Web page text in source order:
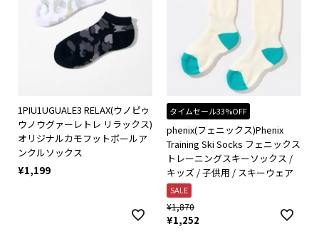
1PIU1UGUALE3 RELAX(ウノピゥ
ウノウグァーレトレ リラックス)
オリジナルカモフットボールア
ンクルソックス
¥1,199
タイムセール33%OFF
phenix(フェニックス)Phenix
Training Ski Socks フェニックス
トレーニングスキーソックス /
キッズ / 子供用 / スキーウェア
SALE
¥1,870
¥1,252